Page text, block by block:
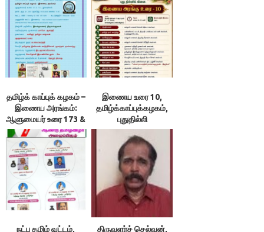
தமிழ்க் காப்புக் கழகம் –
இணைய அரங்கம்:
ஆளுமையர் உரை 173 &
174 ; நூலரங்கம்
இணைய உரை 10,
தமிழ்க்காப்புக்கழகம்,
புதுதில்லி
நட்பு தமிழ் வட்டம்,
திருவளர்ச் செல்வன்,